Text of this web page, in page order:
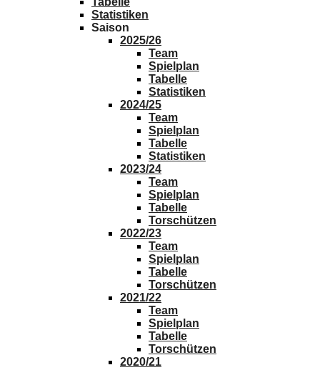
Statistiken
Saison
2025/26
Team
Spielplan
Tabelle
Statistiken
2024/25
Team
Spielplan
Tabelle
Statistiken
2023/24
Team
Spielplan
Tabelle
Torschützen
2022/23
Team
Spielplan
Tabelle
Torschützen
2021/22
Team
Spielplan
Tabelle
Torschützen
2020/21